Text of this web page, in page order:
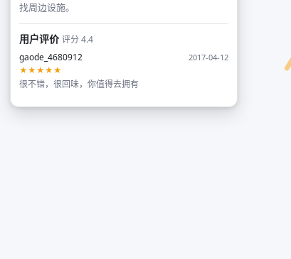
找周边设施。
用户评价评分 4.4
gaode_4680912
2017-04-12
★★★★★
很不错，很回味，你值得去拥有